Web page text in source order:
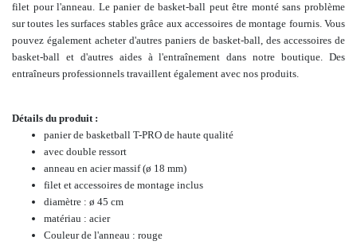
filet pour l'anneau. Le panier de basket-ball peut être monté sans problème
sur toutes les surfaces stables grâce aux accessoires de montage fournis. Vous
pouvez également acheter d'autres paniers de basket-ball, des accessoires de
basket-ball et d'autres aides à l'entraînement dans notre boutique. Des
entraîneurs professionnels travaillent également avec nos produits.
Détails du produit :
panier de basketball T-PRO de haute qualité
avec double ressort
anneau en acier massif (ø 18 mm)
filet et accessoires de montage inclus
diamètre : ø 45 cm
matériau : acier
Couleur de l'anneau : rouge